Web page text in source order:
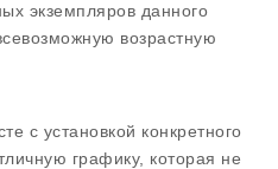
экземпляров данного
возрастную
с установкой конкретного
графику, которая не